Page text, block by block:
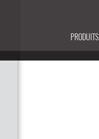
PRODUITS